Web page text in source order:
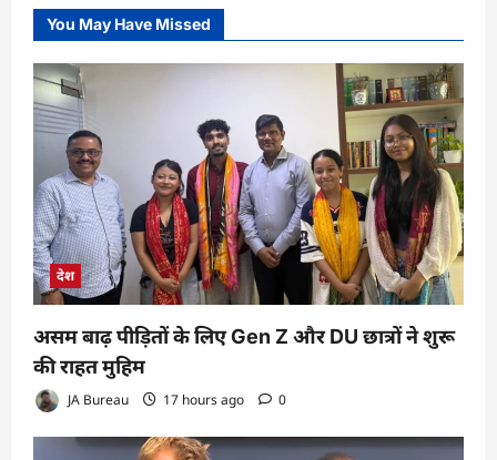
You May Have Missed
देश
असम बाढ़ पीड़ितों के लिए Gen Z और DU छात्रों ने शुरू
की राहत मुहिम
JA Bureau 17 hours ago 0